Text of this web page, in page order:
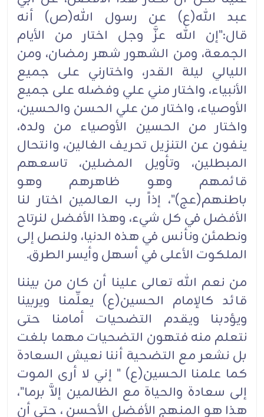
عبد الله(ع) عن رسول الله(ص) أنه
قال:"إن الله عزَّ وجل اختار من الأيام
الجمعة، ومن الشهور شهر رمضان، ومن
الليالي ليلة القدر، واختارني على جميع
الأنبياء، واختار مني علي وفضله على جميع
الأوصياء، واختار من علي الحسن والحسين،
واختار من الحسين الأوصياء من ولده،
ينفون عن التنزيل تحريف الغالين، وانتحال
المبطلين، وتأويل المضلين، تاسعهم
قائمهم وهو ظاهرهم وهو
باطنهم(عج)"، إذاً رب العالمين اختار لنا
الأفضل في كل شيء، وهذا الأفضل لنرتاح
ونطمئن ونأنس في هذه الدنيا، ولنصل إلى
الملكوت الأعلى في أسهل وأيسر الطرق.
من نعم الله تعالى علينا أن كان من بيننا
قائد كالإمام الحسين(ع) يعلِّمنا ويربينا
ويؤدبنا ويقدم التضحيات أمامنا حتى
نتعلم منه فتهون التضحيات مهما بلغت
بل نشعر مع التضحية أننا نعيش السعادة
كما علمنا الحسين(ع) " إني لا أرى الموت
إلى سعادة والحياة مع الظالمين إلاَّ برما"،
هذا هو المنهج الأفضل الأحسن ، حتى أن